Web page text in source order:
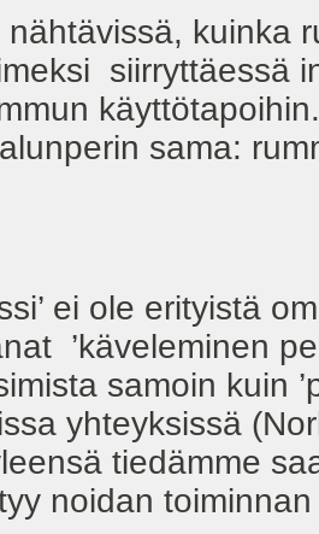
nähtävissä, kuinka
siirryttäessä
sama:
ei ole erityistä
’käveleminen
samoin kuin
yhteyksissä
tiedämme
noidan